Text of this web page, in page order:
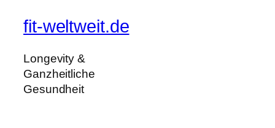
fit-weltweit.de
Longevity &
Ganzheitliche
Gesundheit